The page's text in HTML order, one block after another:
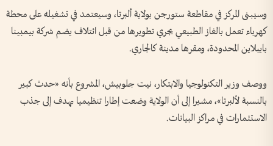
وسيبنى المركز في مقاطعة ستورجن بولاية ألبرتا، وسيعتمد في تشغيله على محطة
كهرباء تعمل بالغاز الطبيعي يجري تطويرها من قبل ائتلاف يضم شركة بيمبينا
بايبلاين المحدودة، ومقرها مدينة كالجاري.
ووصف وزير التكنولوجيا والابتكار، نيت جلوبيش، المشروع بأنه «حدث كبير
بالنسبة لألبرتا»، مشيرا إلى أن الولاية وضعت إطارا تنظيميا يهدف إلى جذب
الاستثمارات في مراكز البيانات.